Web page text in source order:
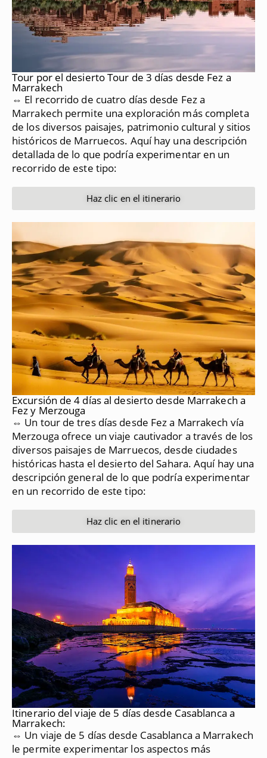
Tour por el desierto Tour de 3 días desde Fez a
Marrakech
⇔ El recorrido de cuatro días desde Fez a
Marrakech permite una exploración más completa
de los diversos paisajes, patrimonio cultural y sitios
históricos de Marruecos. Aquí hay una descripción
detallada de lo que podría experimentar en un
recorrido de este tipo:
Haz clic en el itinerario
Excursión de 4 días al desierto desde Marrakech a
Fez y Merzouga
⇔ Un tour de tres días desde Fez a Marrakech vía
Merzouga ofrece un viaje cautivador a través de los
diversos paisajes de Marruecos, desde ciudades
históricas hasta el desierto del Sahara. Aquí hay una
descripción general de lo que podría experimentar
en un recorrido de este tipo:
Haz clic en el itinerario
Itinerario del viaje de 5 días desde Casablanca a
Marrakech:
⇔ Un viaje de 5 días desde Casablanca a Marrakech
le permite experimentar los aspectos más